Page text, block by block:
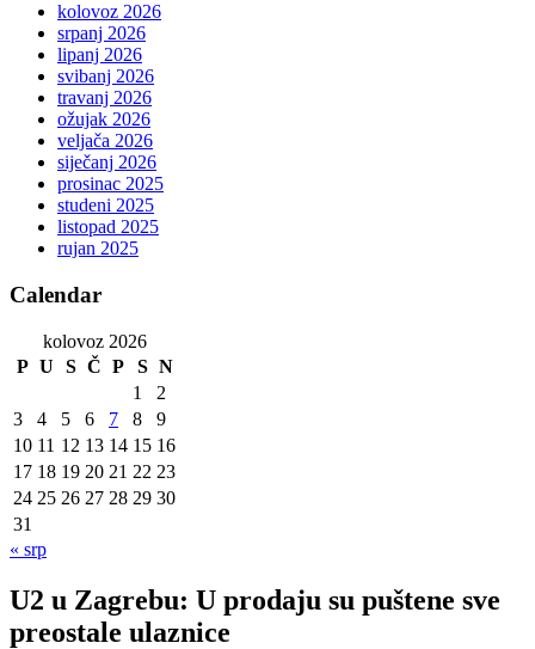
kolovoz 2026
srpanj 2026
lipanj 2026
svibanj 2026
travanj 2026
ožujak 2026
veljača 2026
siječanj 2026
prosinac 2025
studeni 2025
listopad 2025
rujan 2025
Calendar
kolovoz 2026
P U S Č P S N
1
2
3
4 5 6 7 8
9
10 11 12 13 14 15 16
17 18 19 20 21 22 23
24 25 26 27 28 29 30
31
« srp
U2 u Zagrebu: U prodaju su puštene sve
preostale ulaznice